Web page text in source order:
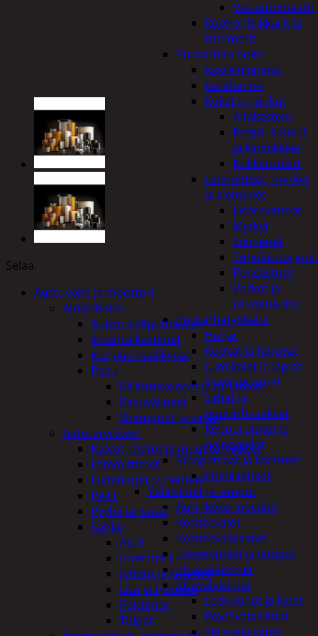
Vesiautomaatit
Ruohonleikkurit ja
trimmerit
Puutarhan hoito
Kastelukannut
Kateharsot
Kukat ja ruukut
Altakastelu
Ketjut, koukut
ja kiinnikkeet
Kukkaruukut
Lannoitteet, myrkyt
ja siemenet
Lisäravinteet
Myrkyt
Siemenet
Pensastuet
Verkot ja
reunanauha
Puutarhatyökalut
Harjat
Kuokat ja haravat
Lumikolat ja lapiot
Saavit ja astiat
Sahat ja
puutarhasakset
Reppuruiskut ja
painepullot
Pihapatsaat ja koristeet
Postilaatikot
Valaisimet ja lamput
Aurinkokennovalot
Koristevalot
Koristevalaisimet
Loisteputket ja lamput
Pihavalaisimet
Sisävalaisimet
Lednauhat ja listat
Pöytävalaisimet
Yleisvalaisimet
Selaa
Auto, vene ja moottori
Autonhoito
Auton sisäpuhdistus
ilmanraikastimet
Korjausmaalikynät
Pesu
Kiillotuskoneet ja tarvikkeet
Pesuvälineet
Shampoot ja vahat
Autotarvikkeet
Kalvot, matot ja muut tarvikkeet
Lämmittimet
Lumiharjat ja peitteet
Peilit
Pyyhkijänsulat
Sähkö
Akut
invertterit
Johdot ja liittimet
Lisä ja työvalot
Polttimot
Tulpat